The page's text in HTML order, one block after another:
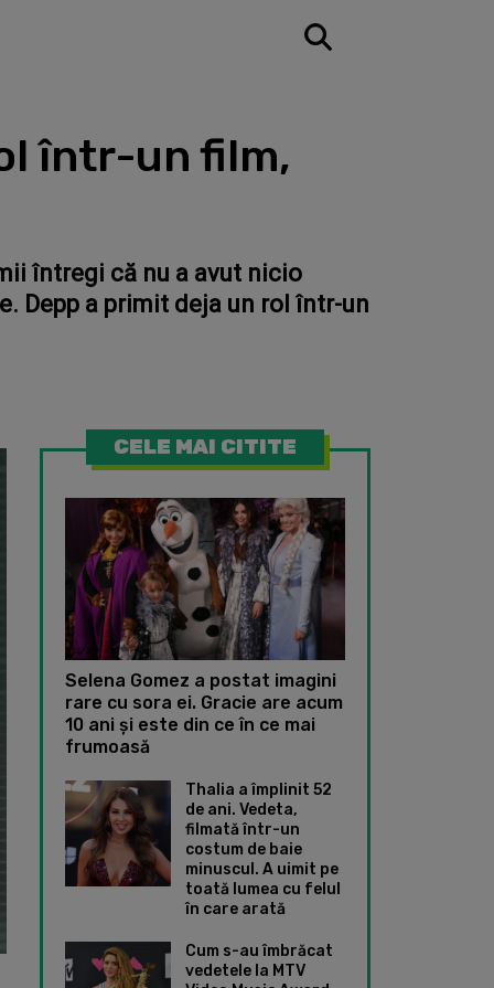
într-un film,
întregi că nu a avut nicio
Depp a primit deja un rol într-un
CELE MAI CITITE
Selena Gomez a postat imagini
rare cu sora ei. Gracie are acum
10 ani și este din ce în ce mai
frumoasă
Thalia a împlinit 52
de ani. Vedeta,
filmată într-un
costum de baie
minuscul. A uimit pe
toată lumea cu felul
în care arată
Cum s-au îmbrăcat
vedetele la MTV